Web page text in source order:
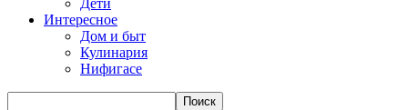
Дети
Интересное
Дом и быт
Кулинария
Нифигасе